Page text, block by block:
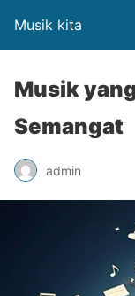
Musik kita
Musik
Semangat
admin